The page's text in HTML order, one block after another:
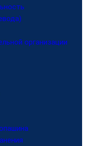
организации